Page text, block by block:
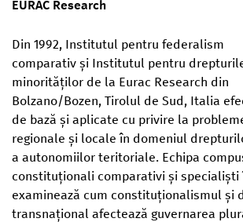
EURAC Research
Din 1992, Institutul pentru federalism
comparativ și Institutul pentru
minorităților de la Eurac Research din
Bolzano/Bozen, Tirolul de Sud, Italia
de bază și aplicate cu privire la
regionale și locale în domeniul
a autonomiilor teritoriale. Echipa
constituționali comparativi și
examinează cum constituționalismul și
transnațional afectează guvernarea